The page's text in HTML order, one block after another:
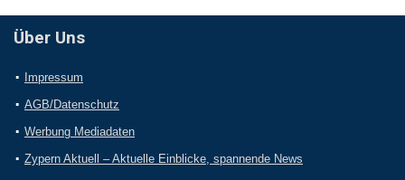
Über Uns
Impressum
AGB/Datenschutz
Werbung Mediadaten
Zypern Aktuell – Aktuelle Einblicke, spannende News